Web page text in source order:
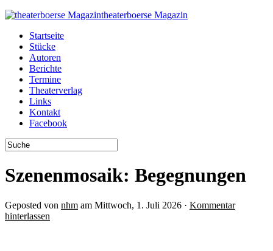
theaterboerse Magazin
Startseite
Stücke
Autoren
Berichte
Termine
Theaterverlag
Links
Kontakt
Facebook
Szenenmosaik: Begegnungen
Geposted von nhm am Mittwoch, 1. Juli 2026 · Kommentar
hinterlassen